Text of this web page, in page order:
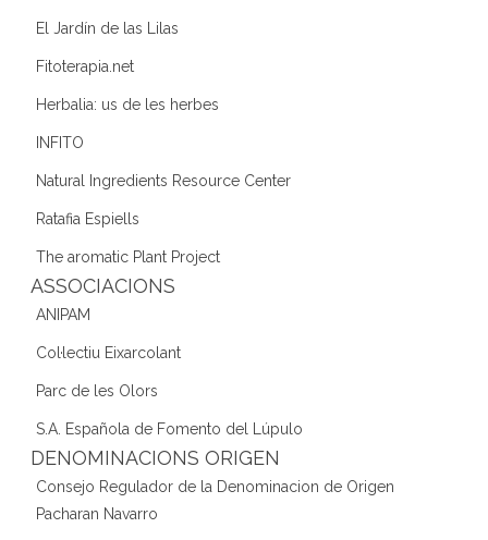
El Jardín de las Lilas
Fitoterapia.net
Herbalia: us de les herbes
INFITO
Natural Ingredients Resource Center
Ratafia Espiells
The aromatic Plant Project
ASSOCIACIONS
ANIPAM
Col·lectiu Eixarcolant
Parc de les Olors
S.A. Española de Fomento del Lúpulo
DENOMINACIONS ORIGEN
Consejo Regulador de la Denominacion de Origen
Pacharan Navarro